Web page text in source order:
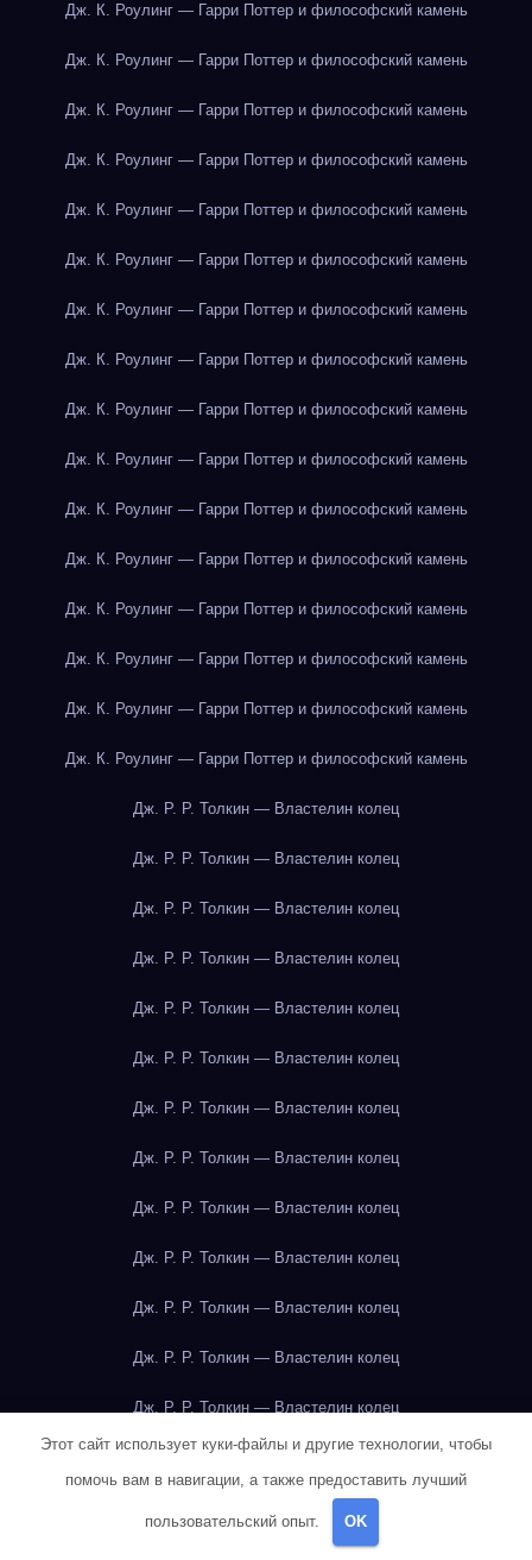
Дж. К. Роулинг — Гарри Поттер и философский камень
Дж. К. Роулинг — Гарри Поттер и философский камень
Дж. К. Роулинг — Гарри Поттер и философский камень
Дж. К. Роулинг — Гарри Поттер и философский камень
Дж. К. Роулинг — Гарри Поттер и философский камень
Дж. К. Роулинг — Гарри Поттер и философский камень
Дж. К. Роулинг — Гарри Поттер и философский камень
Дж. К. Роулинг — Гарри Поттер и философский камень
Дж. К. Роулинг — Гарри Поттер и философский камень
Дж. К. Роулинг — Гарри Поттер и философский камень
Дж. К. Роулинг — Гарри Поттер и философский камень
Дж. К. Роулинг — Гарри Поттер и философский камень
Дж. К. Роулинг — Гарри Поттер и философский камень
Дж. К. Роулинг — Гарри Поттер и философский камень
Дж. К. Роулинг — Гарри Поттер и философский камень
Дж. К. Роулинг — Гарри Поттер и философский камень
Дж. Р. Р. Толкин — Властелин колец
Дж. Р. Р. Толкин — Властелин колец
Дж. Р. Р. Толкин — Властелин колец
Дж. Р. Р. Толкин — Властелин колец
Дж. Р. Р. Толкин — Властелин колец
Дж. Р. Р. Толкин — Властелин колец
Дж. Р. Р. Толкин — Властелин колец
Дж. Р. Р. Толкин — Властелин колец
Дж. Р. Р. Толкин — Властелин колец
Дж. Р. Р. Толкин — Властелин колец
Дж. Р. Р. Толкин — Властелин колец
Дж. Р. Р. Толкин — Властелин колец
Дж. Р. Р. Толкин — Властелин колец
Дж. Р. Р. Толкин — Властелин колец
Дж. Р. Р. Толкин — Властелин колец
Этот сайт использует куки-файлы и другие технологии, чтобы
помочь вам в навигации, а также предоставить лучший
пользовательский опыт. OK